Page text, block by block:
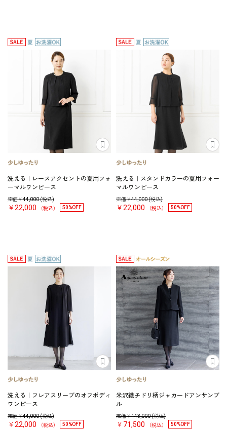
洗える｜レースアクセントの夏用フォ
ーマルワンピース
定価￥44,000(税込)
￥22,000 （税込） 50%OFF
洗える｜スタンドカラーの夏用フォー
マルワンピース
定価￥44,000(税込)
￥22,000 （税込） 50%OFF
洗える｜フレアスリーブのオフボディ
ワンピース
定価￥44,000(税込)
￥22,000 （税込） 50%OFF
米沢織チドリ柄ジャカードアンサンブ
ル
定価￥143,000(税込)
￥71,500 （税込） 50%OFF